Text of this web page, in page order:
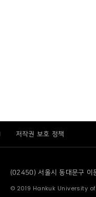
저작권 보호 정책
(02450) 서울시 동대문구
© 2019 Hankuk University